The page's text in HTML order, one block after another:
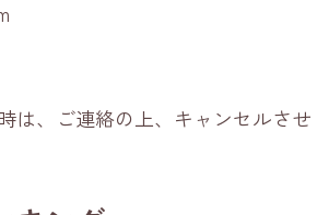
は、ご連絡の上、キャンセルさせ